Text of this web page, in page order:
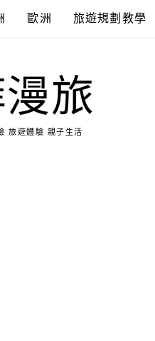
歐洲 旅遊規劃教學
旅
旅遊體驗 親子生活